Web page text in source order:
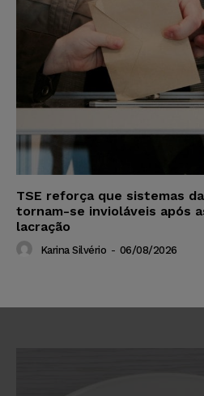
TSE reforça que sistemas
tornam-se invioláveis após
lacração
Karina Silvério - 06/08/2026